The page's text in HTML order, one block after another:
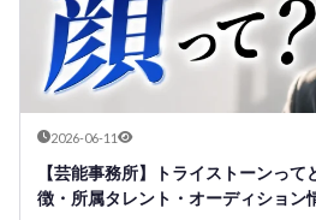
2026-06-11
【芸能事務所】トライストーンっ
徴・所属タレント・オーディション